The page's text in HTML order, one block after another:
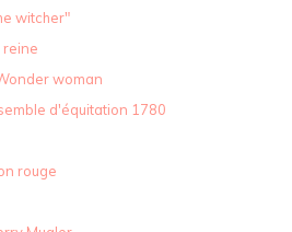
witcher"
reine
woman
d'équitation 1780
rouge